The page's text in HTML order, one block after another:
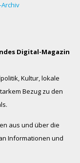
Archiv
Digital-Magazin
Kultur, lokale
Bezug zu den
aus und über die
Informationen und